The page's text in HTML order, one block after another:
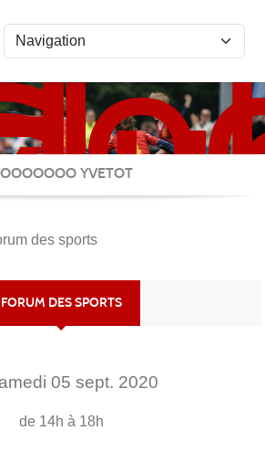
YVETOT
des sports
FORUM DES SPORTS
05 sept. 2020
de 14h à 18h
cookies